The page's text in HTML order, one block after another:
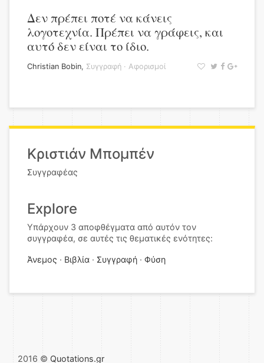
Δεν πρέπει ποτέ να κάνεις
λογοτεχνία. Πρέπει να γράφεις, και
αυτό δεν είναι το ίδιο.
Christian Bobin, Συγγραφή · Αφορισμοί
Κριστιάν Μπομπέν
Συγγραφέας
Explore
Υπάρχουν 3 αποφθέγματα από αυτόν τον
συγγραφέα, σε αυτές τις θεματικές ενότητες:
Άνεμος Βιβλία Συγγραφή Φύση
2016 © Quotations.gr